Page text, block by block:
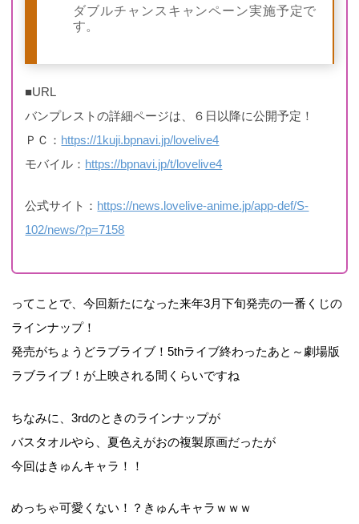
ダブルチャンスキャンペーン実施予定で
す。
■URL
バンプレストの詳細ページは、６日以降に公開予定！
ＰＣ： https://1kuji.bpnavi.jp/lovelive4
モバイル： https://bpnavi.jp/t/lovelive4
公式サイト： https://news.lovelive-anime.jp/app-def/S-
102/news/?p=7158
ってことで、今回新たになった来年3月下旬発売の一番くじの
ラインナップ！
発売がちょうどラブライブ！5thライブ終わったあと～劇場版
ラブライブ！が上映される間くらいですね
ちなみに、3rdのときのラインナップが
バスタオルやら、夏色えがおの複製原画だったが
今回はきゅんキャラ！！
めっちゃ可愛くない！？きゅんキャラｗｗｗ